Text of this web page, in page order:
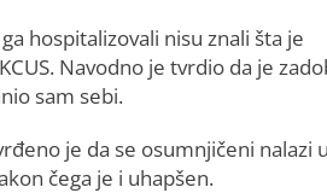
hospitalizovali nisu znali šta je
Navodno je tvrdio da je
sam sebi.
je da se osumnjičeni nalazi u
čega je i uhapšen.